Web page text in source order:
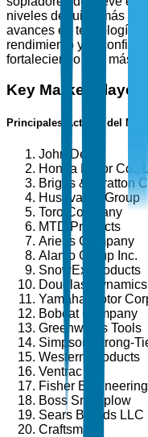
niveles de ruido más
avances en tecnología
rendimiento y la
fortaleciendo aún más
Key Market Players
Principales Actores del
John Deere
Honda Motor Co.,
Briggs & Stratton
Husqvarna Group
Toro Company
MTD Products
Ariens Company
Alamo Group Inc.
SnowEx Products
Douglas
Yamaha Motor
Bobcat Company
Greenworks Tools
Simpson Strong-
Western Products
Ventrac
Fisher Engineering
Boss Snowplow
Sears Brands LLC
Craftsman